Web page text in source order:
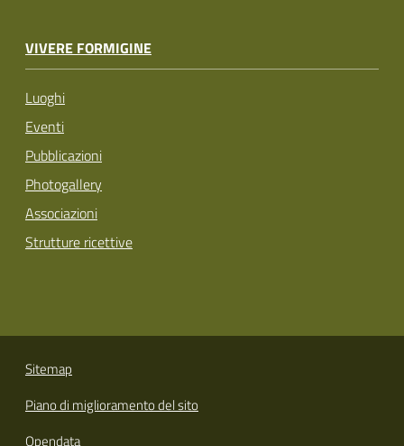
VIVERE FORMIGINE
Luoghi
Eventi
Pubblicazioni
Photogallery
Associazioni
Strutture ricettive
Sitemap
Piano di miglioramento del sito
Opendata